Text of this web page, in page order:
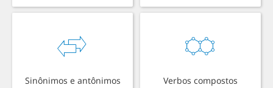
Sinônimos e antônimos Verbos compostos